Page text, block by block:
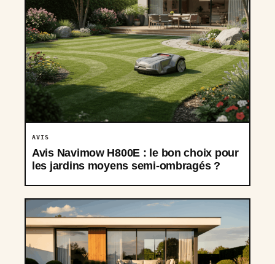
AVIS
Avis Navimow H800E : le bon choix pour
les jardins moyens semi-ombragés ?